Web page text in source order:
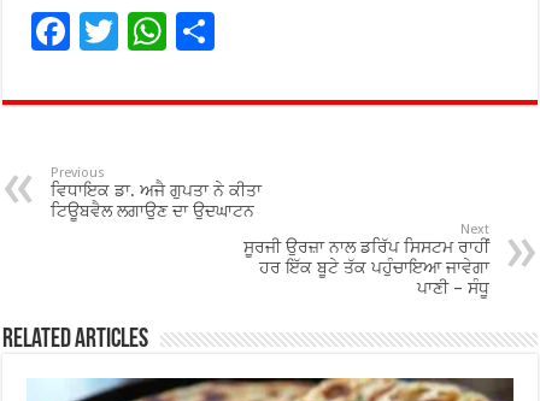
F
e
o
o
T
tt
W
at
p
p
ar
Previous
ਵਿਧਾਇਕ ਡਾ. ਅਜੈ ਗੁਪਤਾ ਨੇ ਕੀਤਾ
ਟਿਊਬਵੈਲ ਲਗਾਉਣ ਦਾ ਉਦਘਾਟਨ
Next
ਸੂਰਜੀ ਉਰਜ਼ਾ ਨਾਲ ਡਰਿੱਪ ਸਿਸਟਮ ਰਾਹੀਂ
ਹਰ ਇੱਕ ਬੂਟੇ ਤੱਕ ਪਹੁੰਚਾਇਆ ਜਾਵੇਗਾ
ਪਾਣੀ – ਸੰਧੂ
Related Articles